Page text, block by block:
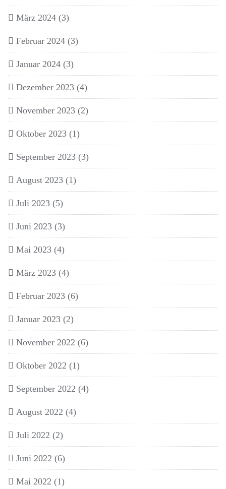
März 2024 (3)
Februar 2024 (3)
Januar 2024 (3)
Dezember 2023 (4)
November 2023 (2)
Oktober 2023 (1)
September 2023 (3)
August 2023 (1)
Juli 2023 (5)
Juni 2023 (3)
Mai 2023 (4)
März 2023 (4)
Februar 2023 (6)
Januar 2023 (2)
November 2022 (6)
Oktober 2022 (1)
September 2022 (4)
August 2022 (4)
Juli 2022 (2)
Juni 2022 (6)
Mai 2022 (1)